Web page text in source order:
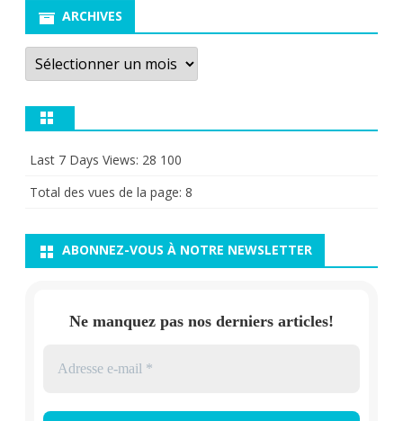
ARCHIVES
Archives
Last 7 Days Views: 28 100
Total des vues de la page: 8
ABONNEZ-VOUS À NOTRE NEWSLETTER
Ne manquez pas nos derniers articles!